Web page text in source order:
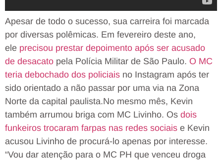
Apesar de todo o sucesso, sua carreira foi marcada
por diversas polêmicas. Em fevereiro deste ano,
ele precisou prestar depoimento após ser acusado
de desacato pela Polícia Militar de São Paulo. O MC
teria debochado dos policiais no Instagram após ter
sido orientado a não passar por uma via na Zona
Norte da capital paulista.No mesmo mês, Kevin
também arrumou briga com MC Livinho. Os dois
funkeiros trocaram farpas nas redes sociais e Kevin
acusou Livinho de procurá-lo apenas por interesse.
“Vou dar atenção para o MC PH que venceu droga